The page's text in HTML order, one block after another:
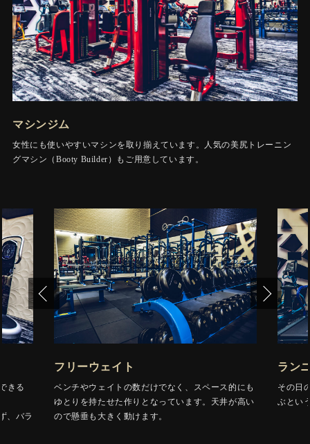
マシンジム
女性にも使いやすいマシンを取り揃えています。人気の美尻トレーニン
グマシン（Booty Builder）もご用意しています。
きる
、バラ
フリーウェイト
ベンチやウェイトの数だけでなく、スペース的にも
ゆとりを持たせた作りとなっています。天井が高い
ので懸垂も大きく動けます。
ラン
その日
ぶとい